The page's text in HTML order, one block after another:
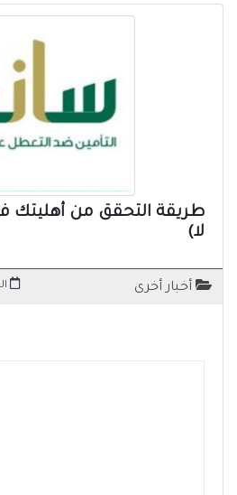
طريقة التحقق من أهليتك
لا)
أخبار أخرى